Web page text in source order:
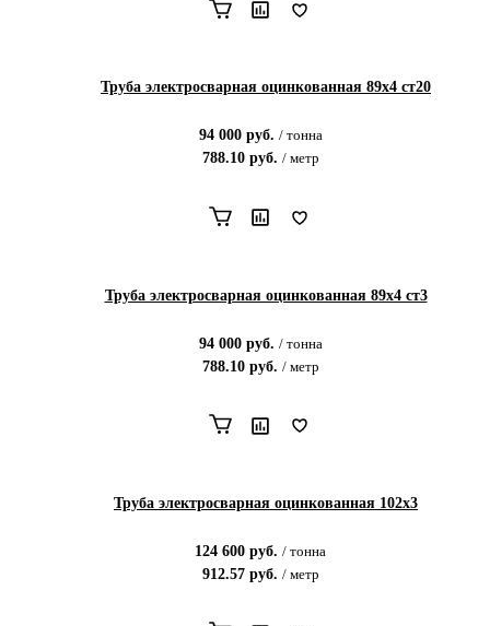
Труба электросварная оцинкованная 89х4 ст20
94 000руб. / тонна
788.10руб. / метр
Труба электросварная оцинкованная 89х4 ст3
94 000руб. / тонна
788.10руб. / метр
Труба электросварная оцинкованная 102х3
124 600 руб. / тонна
912.57руб. / метр